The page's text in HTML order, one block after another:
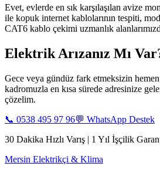
Evet, evlerde en sık karşılaşılan avize
ile kopuk internet kablolarının tespiti,
CAT6 kablo çekimi uzmanlık
Elektrik Arızanız Mı
Gece veya gündüz fark etmeksizin
kadromuzla en kısa sürede adresinize
çözelim.
📞 0538 495 97 96💬 WhatsApp Destek
30 Dakika Hızlı Varış | 1 Yıl İşçilik
Mersin Elektrikçi & Klima